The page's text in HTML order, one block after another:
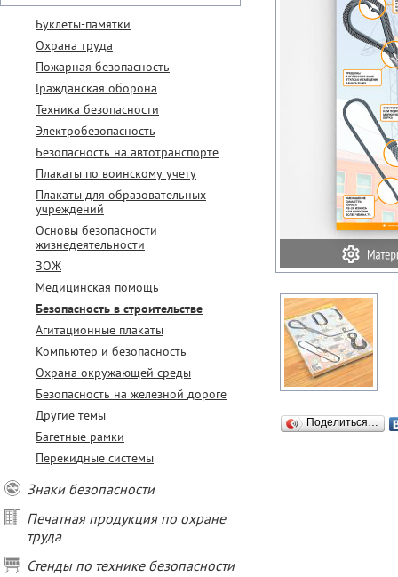
Буклеты-памятки
Охрана труда
Пожарная безопасность
Гражданская оборона
Техника безопасности
Электробезопасность
Безопасность на автотранспорте
Плакаты по воинскому учету
Плакаты для образовательных
учреждений
Основы безопасности
жизнедеятельности
ЗОЖ
Медицинская помощь
Безопасность в строительстве
Агитационные плакаты
Компьютер и безопасность
Охрана окружающей среды
Безопасность на железной дороге
Другие темы
Багетные рамки
Перекидные системы
Знаки безопасности
Печатная продукция по охране
труда
Стенды по технике безопасности
Поделиться…